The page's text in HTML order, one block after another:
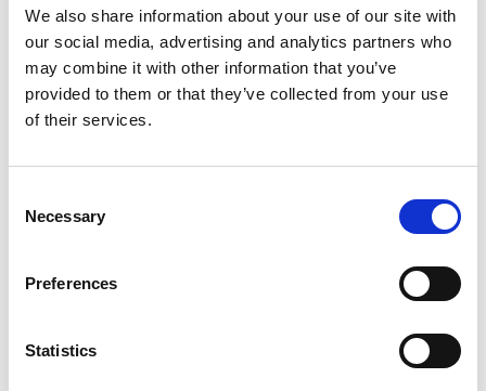
We also share information about your use of our site with
our social media, advertising and analytics partners who
may combine it with other information that you’ve
provided to them or that they’ve collected from your use
of their services.
Selection
Necessary
Preferences
Statistics